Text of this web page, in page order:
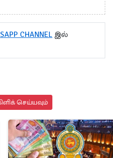
CHANNELஇல்
செய்யவும்